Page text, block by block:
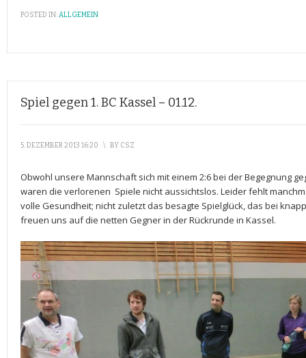
POSTED IN:ALLGEMEIN
Spiel gegen 1. BC Kassel – 01.12.
5. DEZEMBER 2013 16:20 \ BY CSZ
Obwohl unsere Mannschaft sich mit einem 2:6 bei der Begegnung
waren die verlorenen Spiele nicht aussichtslos. Leider fehlt
volle Gesundheit; nicht zuletzt das besagte Spielglück, das bei
freuen uns auf die netten Gegner in der Rückrunde in Kassel.